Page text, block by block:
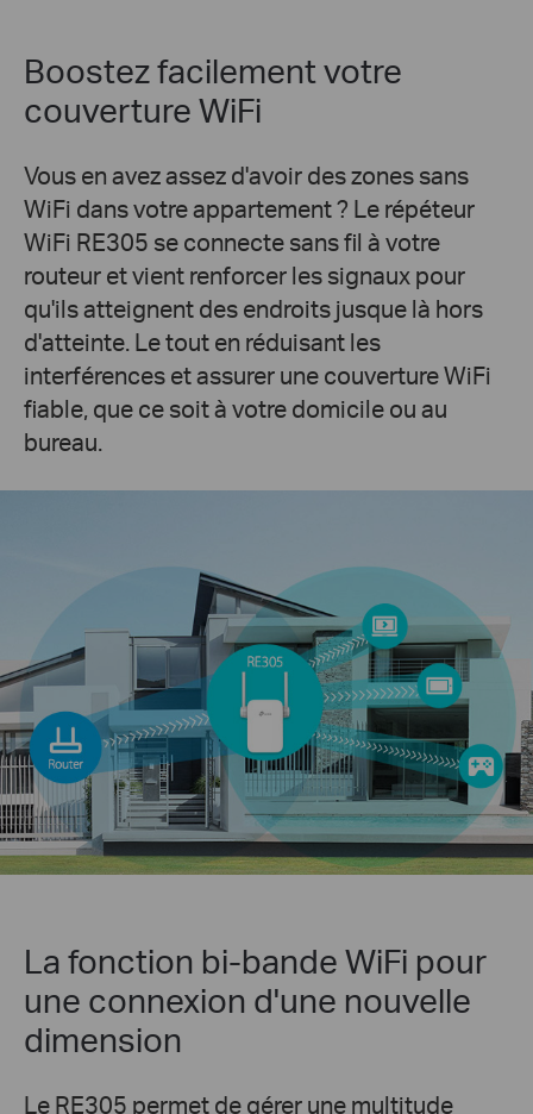
Boostez facilement votre
couverture WiFi
Vous en avez assez d'avoir des zones sans
WiFi dans votre appartement ? Le répéteur
WiFi RE305 se connecte sans fil à votre
routeur et vient renforcer les signaux pour
qu'ils atteignent des endroits jusque là hors
d'atteinte. Le tout en réduisant les
interférences et assurer une couverture WiFi
fiable, que ce soit à votre domicile ou au
bureau.
La fonction bi-bande WiFi pour
une connexion d'une nouvelle
dimension
Le RE305 permet de gérer une multitude